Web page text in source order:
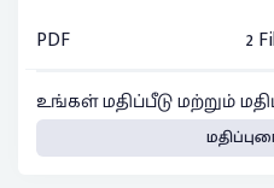
PDF
2
உங்கள் மதிப்பீடு மற்றும்